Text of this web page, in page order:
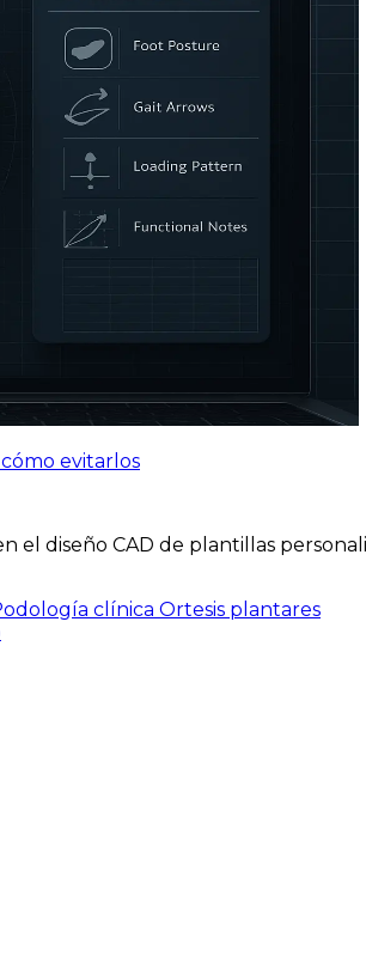
evitarlos
el diseño CAD de plantillas
clínica Ortesis plantares